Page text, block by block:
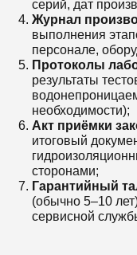
серий, дат
Журнал
выполнения
персонале,
Протоколы
результаты
необходимости);
Акт приёмки
итоговый
сторонами;
Гарантийный
(обычно 5–10
сервисной